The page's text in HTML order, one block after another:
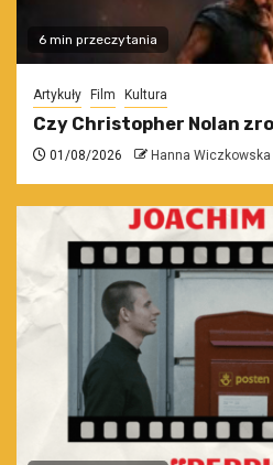
6 min przeczytania
Artykuły Film Kultura
Czy Christopher Nolan
01/08/2026 Hanna Wiczkowska